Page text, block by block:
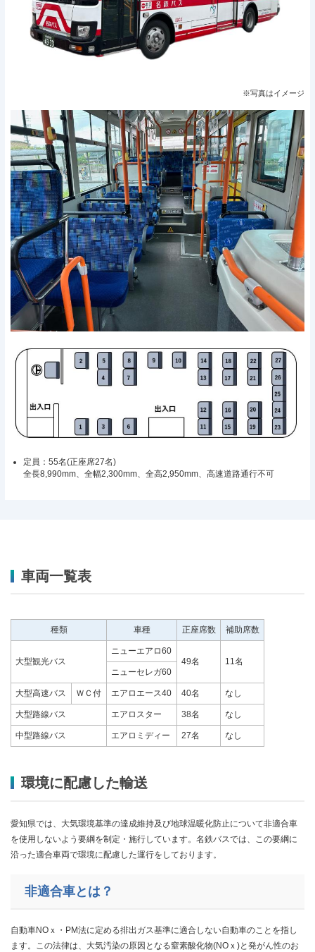
※写真はイメージ
定員：55名(正座席27名)
全長8,990mm、全幅2,300mm、全高2,950mm、高速道路通行不可
車両一覧表
種類 車種 正座席数 補助席数
大型観光バス
ニューエアロ60
49名
11名
ニューセレガ60
大型高速バス ＷＣ付 エアロエース40 40名 なし
大型路線バス エアロスター 38名 なし
中型路線バス エアロミディー 27名 なし
環境に配慮した輸送
愛知県では、大気環境基準の達成維持及び地球温暖化防止について非適合車
を使用しないよう要綱を制定・施行しています。名鉄バスでは、この要綱に
沿った適合車両で環境に配慮した運行をしております。
非適合車とは？
自動車NOｘ・PM法に定める排出ガス基準に適合しない自動車のことを指し
ます。この法律は、大気汚染の原因となる窒素酸化物(NOｘ)と発がん性のお